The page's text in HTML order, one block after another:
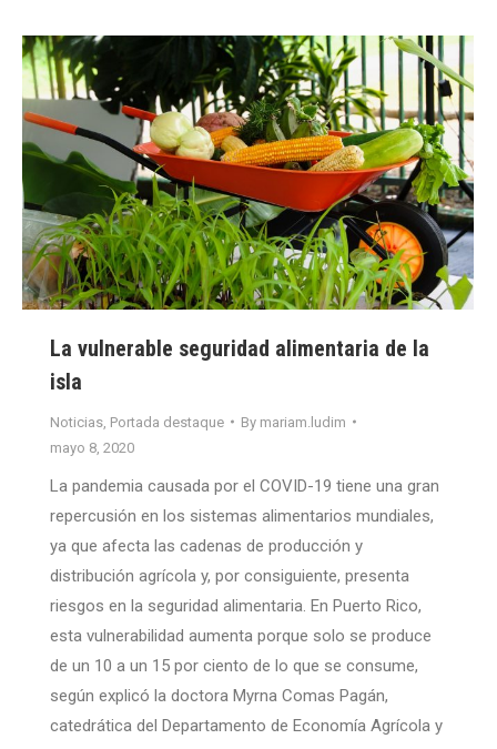
La vulnerable seguridad alimentaria de la
isla
Noticias Portada destaque By mariam.ludim
mayo 8, 2020
La pandemia causada por el COVID-19 tiene una gran
repercusión en los sistemas alimentarios mundiales,
ya que afecta las cadenas de producción y
distribución agrícola y, por consiguiente, presenta
riesgos en la seguridad alimentaria. En Puerto Rico,
esta vulnerabilidad aumenta porque solo se produce
de un 10 a un 15 por ciento de lo que se consume,
según explicó la doctora Myrna Comas Pagán,
catedrática del Departamento de Economía Agrícola y